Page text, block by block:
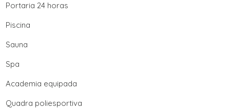
Portaria 24 horas
Piscina
Sauna
Spa
Academia equipada
Quadra poliesportiva